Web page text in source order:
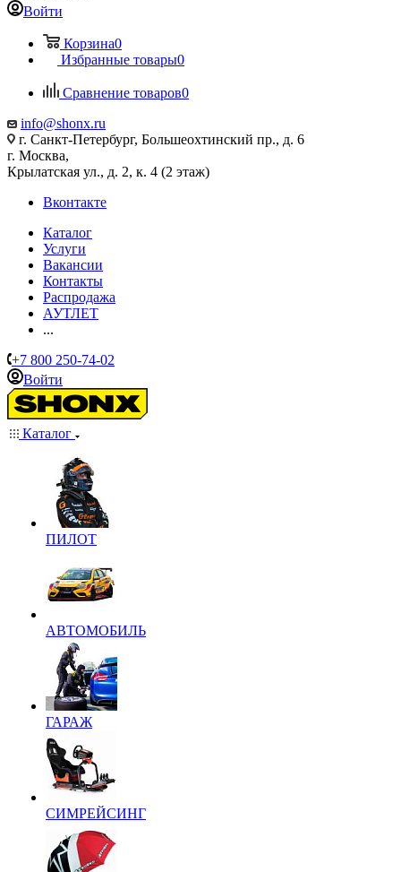
Войти
Корзина0
Избранные товары0
Сравнение товаров0
info@shonx.ru
г. Санкт-Петербург, Большеохтинский пр., д. 6
г. Москва,
Крылатская ул., д. 2, к. 4 (2 этаж)
Вконтакте
Каталог
Услуги
Вакансии
Контакты
Распродажа
АУТЛЕТ
...
+7 800 250-74-02
Войти
Каталог
ПИЛОТ
АВТОМОБИЛЬ
ГАРАЖ
СИМРЕЙСИНГ